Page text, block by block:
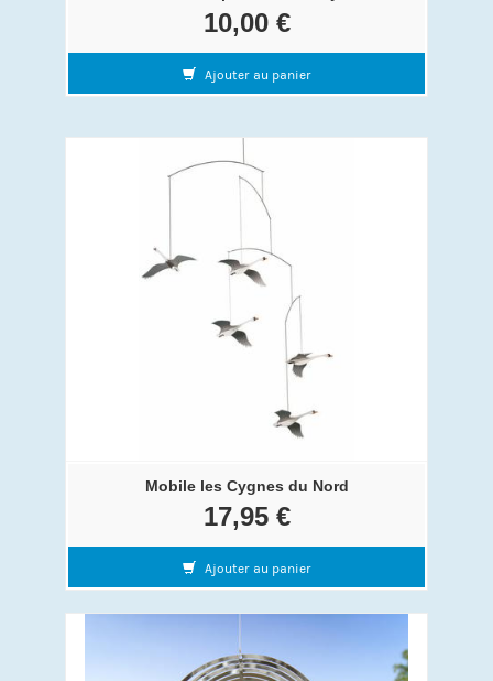
10,00 €
Ajouter au panier
Mobile les Cygnes du Nord
17,95 €
Ajouter au panier